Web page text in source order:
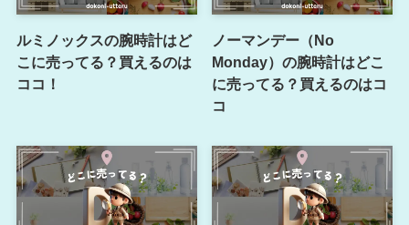
ルミノックスの腕時計はど
こに売ってる？買えるのは
ココ！
ノーマンデー（No
Monday）の腕時計はどこ
に売ってる？買えるのはコ
コ